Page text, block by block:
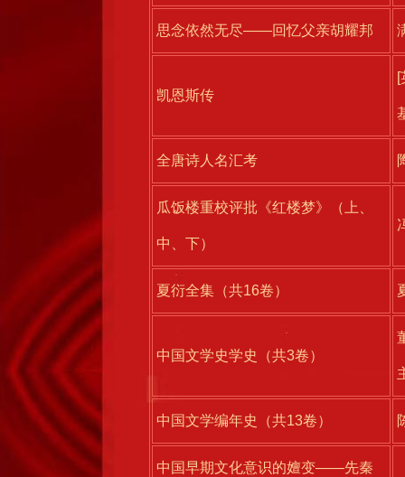
思念依然无尽——回忆父亲胡耀邦
凯恩斯传
全唐诗人名汇考
瓜饭楼重校评批《红楼梦》（上、
中、下）
夏衍全集（共16卷）
中国文学史学史（共3卷）
中国文学编年史（共13卷）
中国早期文化意识的嬗变——先秦